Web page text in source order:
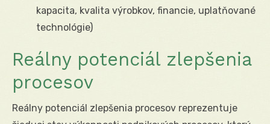
kapacita, kvalita výrobkov, financie, uplatňované
technológie)
Reálny potenciál zlepšenia
procesov
Reálny potenciál zlepšenia procesov reprezentuje